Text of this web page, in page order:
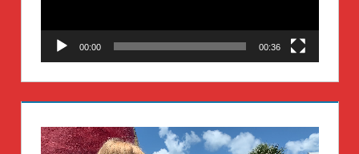
00:00 00:36